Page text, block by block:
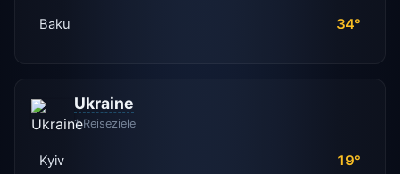
Baku 34°
Ukraine
1 Reiseziele
Kyiv 19°